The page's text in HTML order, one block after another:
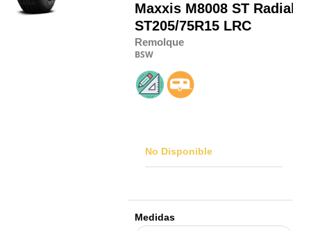
Maxxis M8008 ST Radial
ST205/75R15 LRC
Remolque
BSW
No Disponible
Medidas